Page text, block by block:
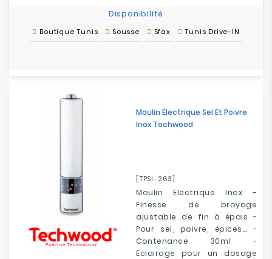
Disponibilité
Boutique Tunis Sousse Sfax Tunis Drive-IN
Moulin Electrique Sel Et Poivre
Inox Techwood
[TPSI-263]
Moulin Electrique Inox -
Finesse de broyage
ajustable de fin à épais -
Pour sel, poivre, épices... -
Contenance 30ml -
Eclairage pour un dosage